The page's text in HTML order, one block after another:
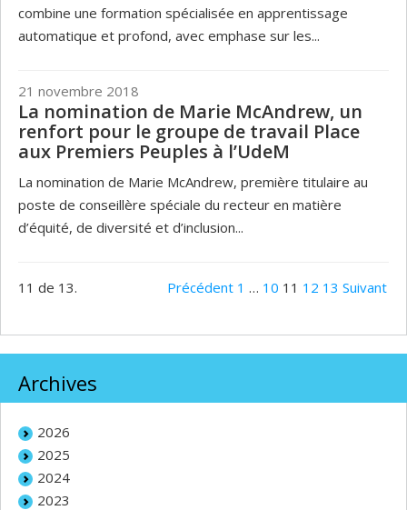
combine une formation spécialisée en apprentissage
automatique et profond, avec emphase sur les...
21 novembre 2018
La nomination de Marie McAndrew, un
renfort pour le groupe de travail Place
aux Premiers Peuples à l’UdeM
La nomination de Marie McAndrew, première titulaire au
poste de conseillère spéciale du recteur en matière
d’équité, de diversité et d’inclusion...
11 de 13. Précédent 1 … 10 11 12 13 Suivant
Archives
2026
2025
2024
2023